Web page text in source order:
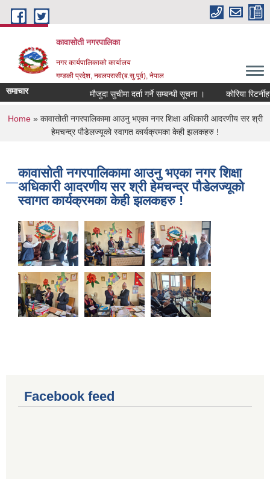
Skip to main content
कावासोती नगरपालिका
नगर कार्यपालिकाको कार्यालय
गण्डकी प्रदेश, नवलपरासी(ब.सु.पूर्व), नेपाल
समाचार मौजुदा सुचीमा दर्ता गर्ने सम्बन्धी सूचना । कोरिया
You are here
Home» कावासोती नगरपालिकामा आउनु भएका नगर शिक्षा अधिकारी आदरणीय सर श्री
हेमचन्द्र पौडेलज्यूको स्वागत कार्यक्रमका केही झलकहरु !
कावासोती नगरपालिकामा आउनु भएका नगर शिक्षा
अधिकारी आदरणीय सर श्री हेमचन्द्र पौडेलज्यूको
स्वागत कार्यक्रमका केही झलकहरु !
Facebook feed